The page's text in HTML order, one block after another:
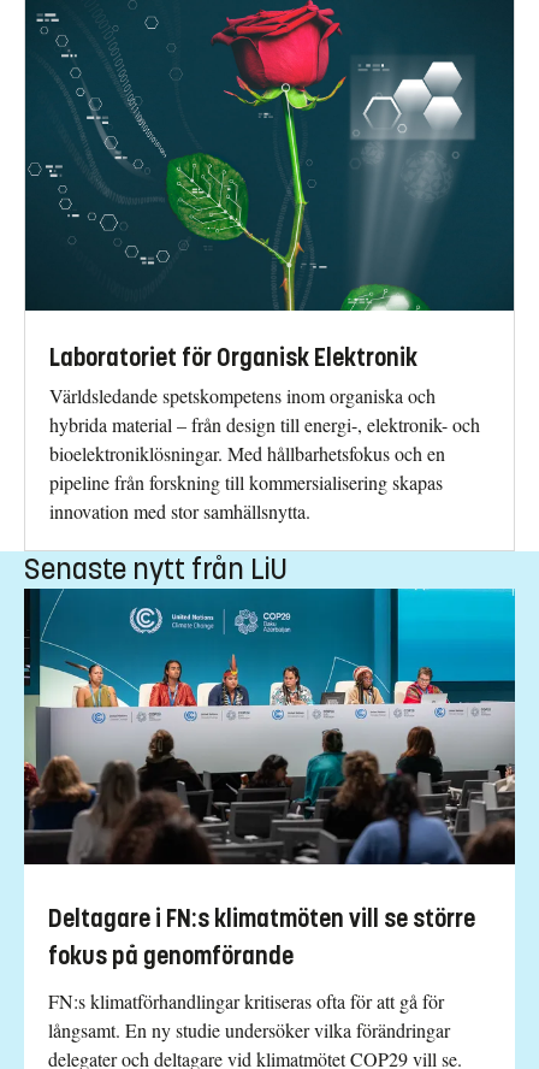
Laboratoriet för Organisk Elektronik
Världsledande spetskompetens inom organiska och
hybrida material – från design till energi-, elektronik- och
bioelektroniklösningar. Med hållbarhetsfokus och en
pipeline från forskning till kommersialisering skapas
innovation med stor samhällsnytta.
Senaste nytt från LiU
Deltagare i FN:s klimatmöten vill se större
fokus på genomförande
FN:s klimatförhandlingar kritiseras ofta för att gå för
långsamt. En ny studie undersöker vilka förändringar
delegater och deltagare vid klimatmötet COP29 vill se.